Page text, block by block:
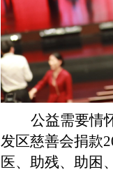
公益需要情
发区慈善会捐款
医、助残、助困